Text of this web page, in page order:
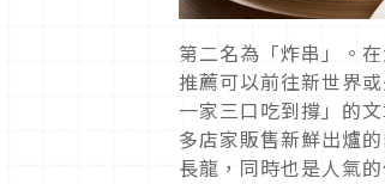
第二名為「炸串」。
推薦可以前往新世界
一家三口吃到撐」的
多店家販售新鮮出爐
長龍，同時也是人氣的